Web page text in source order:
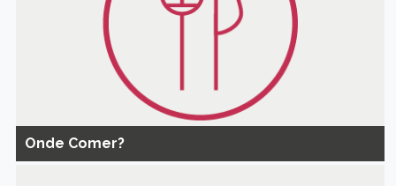
Onde Comer?